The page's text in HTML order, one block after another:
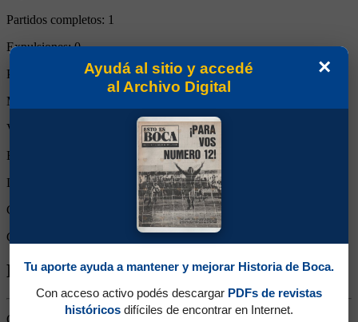
Partidos completos: 1
Expulsiones:0
Partidos reemplazado:0
Minutos Disputados:
Victorias:
Empates:
Derrotas:
Goles de Boca:
Goles rivales:
Biografía de Mauro Matías Zárate
Ganó 4 títulos (Supercopa 2019, Superliga 2019/2020, Copa Diego
×
Ayudá al sitio y accedé
al Archivo Digital
Tu aporte ayuda a mantener y mejorar Historia de Boca.
Con acceso activo podés descargar PDFs de revistas
históricos difíciles de encontrar en Internet.